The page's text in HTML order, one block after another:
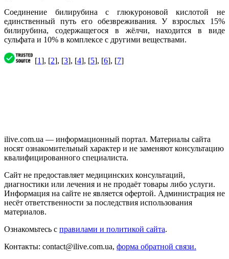
Соединение билирубина с глюкуроновой кислотой не
единственный путь его обезвреживания. У взрослых 15%
билирубина, содержащегося в жёлчи, находится в виде
сульфата и 10% в комплексе с другими веществами.
[1], [2], [3], [4], [5], [6], [7]
ilive.com.ua — информационный портал. Материалы сайта
носят ознакомительный характер и не заменяют консультацию
квалифицированного специалиста.
Сайт не предоставляет медицинских консультаций,
диагностики или лечения и не продаёт товары либо услуги.
Информация на сайте не является офертой. Администрация не
несёт ответственности за последствия использования
материалов.
Ознакомьтесь с правилами и политикой сайта.
Контакты: contact@ilive.com.ua, форма обратной связи.